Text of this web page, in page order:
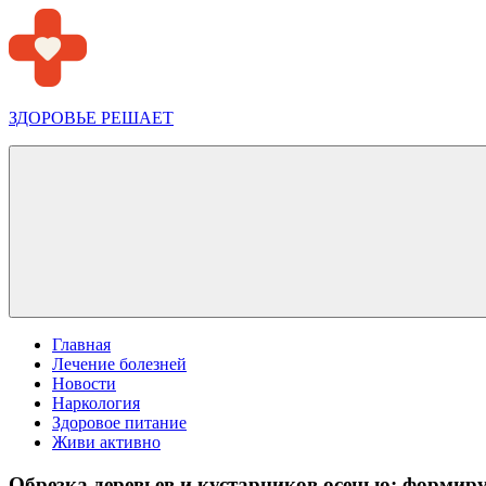
Перейти
к
содержимому
ЗДОРОВЬЕ РЕШАЕТ
Меню
Главная
Лечение болезней
Новости
Наркология
Здоровое питание
Живи активно